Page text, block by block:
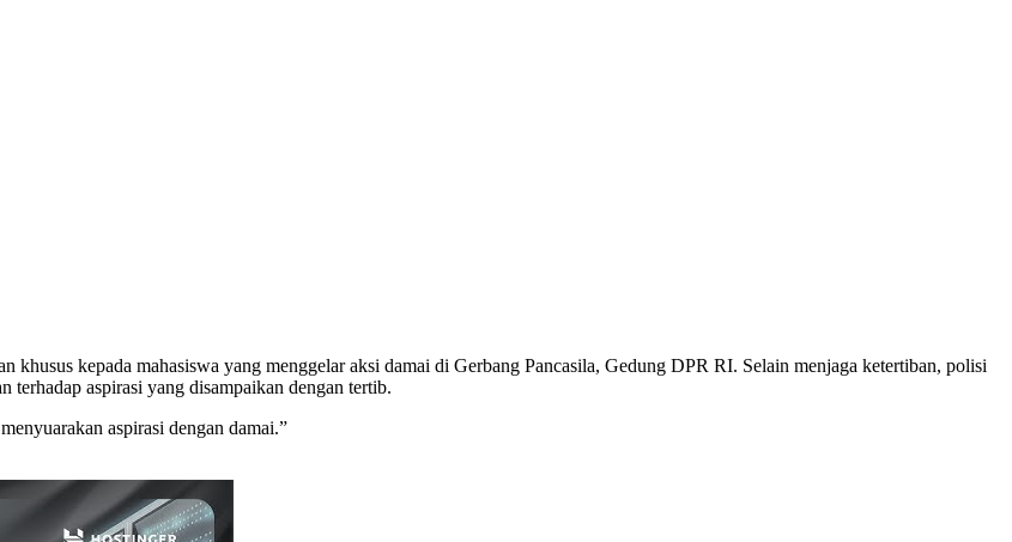
khusus kepada mahasiswa yang menggelar aksi damai di Gerbang Pancasila, Gedung DPR RI. Selain menjaga ketertiban, polisi
terhadap aspirasi yang disampaikan dengan tertib.
aspirasi dengan damai.”